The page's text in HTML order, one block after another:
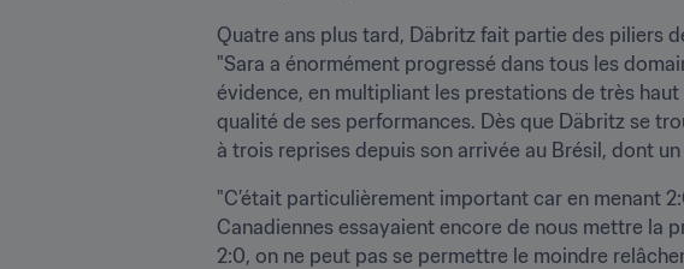
Quatre ans plus tard, Däbritz fait partie des piliers
"Sara a énormément progressé dans tous les
évidence, en multipliant les prestations de très
qualité de ses performances. Dès que Däbritz se
à trois reprises depuis son arrivée au Brésil, dont
"C’était particulièrement important car en menant
Canadiennes essayaient encore de nous mettre la
2:0, on ne peut pas se permettre le moindre